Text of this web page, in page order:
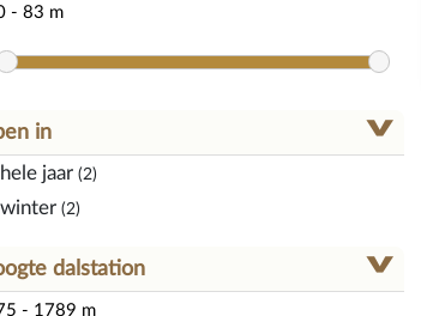
in
hele jaar (2)
winter (2)
dalstation